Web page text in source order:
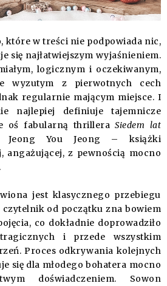
które w treści nie podpowiada nic,
się najłatwiejszym wyjaśnieniem.
logicznym i oczekiwanym,
wyzutym z pierwotnych cech
regularnie mającym miejsce. I
najlepiej definiuje tajemnicze
oś fabularną thrilleraSiedem lat
Jeong You Jeong – książki
angażującej, z pewnością mocno
jest klasycznego przebiegu
od początku zna bowiem
co dokładnie doprowadziło
i przede wszystkim
Proces odkrywania kolejnych
się dla młodego bohatera mocno
doświadczeniem. Sowon